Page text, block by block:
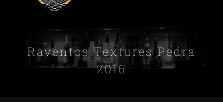
Raventos Textures Pedra
2016